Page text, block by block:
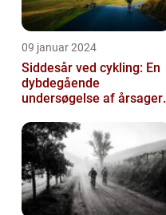
09 januar 2024
Siddesår ved cykling: En
dybdegående
undersøgelse af årsager,
behandling